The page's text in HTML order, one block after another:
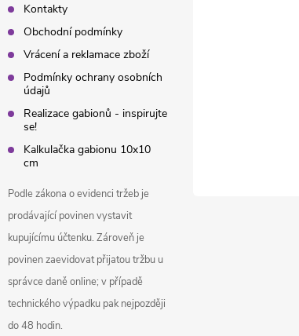
Kontakty
Obchodní podmínky
Vrácení a reklamace zboží
Podmínky ochrany osobních
údajů
Realizace gabionů - inspirujte
se!
Kalkulačka gabionu 10x10
cm
Podle zákona o evidenci tržeb je
prodávající povinen vystavit
kupujícímu účtenku. Zároveň je
povinen zaevidovat přijatou tržbu u
správce daně online; v případě
technického výpadku pak nejpozději
do 48 hodin.